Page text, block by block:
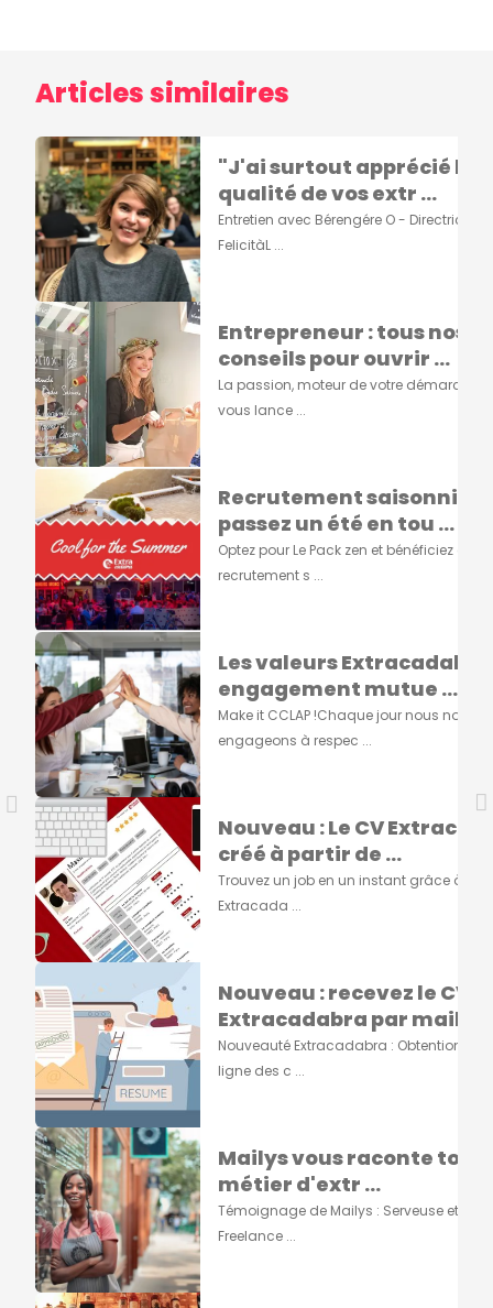
Articles similaires
"J'ai surtout apprécié la
qualité de vos extr ...
Entretien avec Bérengére O - Directrice
FelicitàL ...
Entrepreneur : tous nos
conseils pour ouvrir ...
La passion, moteur de votre
vous lance ...
Recrutement saisonnier :
passez un été en tou ...
Optez pour Le Pack zen et bénéficiez d'un
recrutement s ...
Les valeurs
engagement mutue ...
Make it CCLAP !Chaque jour nous nous
engageons à respec ...
Nouveau : Le CV
créé à partir de ...
Trouvez un job en un instant grâce à
Extracada ...
Nouveau : recevez le CV
Extracadabra par mail ...
Nouveauté Extracadabra : Obtention du
ligne des c ...
Mailys vous raconte tout
métier d'extr ...
Témoignage de Mailys : Serveuse et
Freelance ...